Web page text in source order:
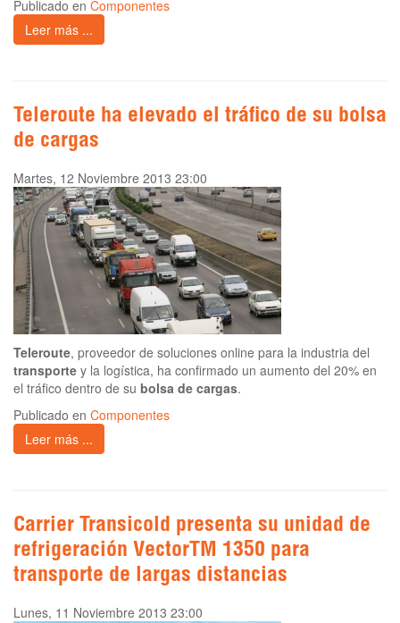
Publicado en Componentes
Leer más ...
Teleroute ha elevado el tráfico de su bolsa
de cargas
Martes, 12 Noviembre 2013 23:00
Teleroute, proveedor de soluciones online para la industria del
transporte y la logística, ha confirmado un aumento del 20% en
el tráfico dentro de su bolsa de cargas.
Publicado en Componentes
Leer más ...
Carrier Transicold presenta su unidad de
refrigeración VectorTM 1350 para
transporte de largas distancias
Lunes, 11 Noviembre 2013 23:00